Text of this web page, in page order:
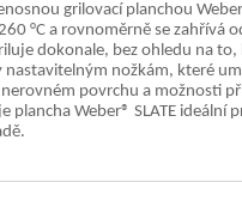
grilovací planchou
°C a rovnoměrně se zahřívá
dokonale, bez ohledu na to,
nastavitelným nožkám, které
povrchu a možnosti
plancha Weber® SLATE ideální